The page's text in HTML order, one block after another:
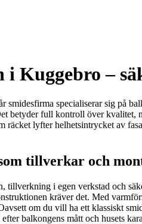
Kuggebro –
specialiserar sig på
full kontroll över kvalitet,
lyfter helhetsintrycket av
tillverkar och
i egen verkstad och
kräver det. Med
om du vill ha ett klassiskt
balkongens mått och husets